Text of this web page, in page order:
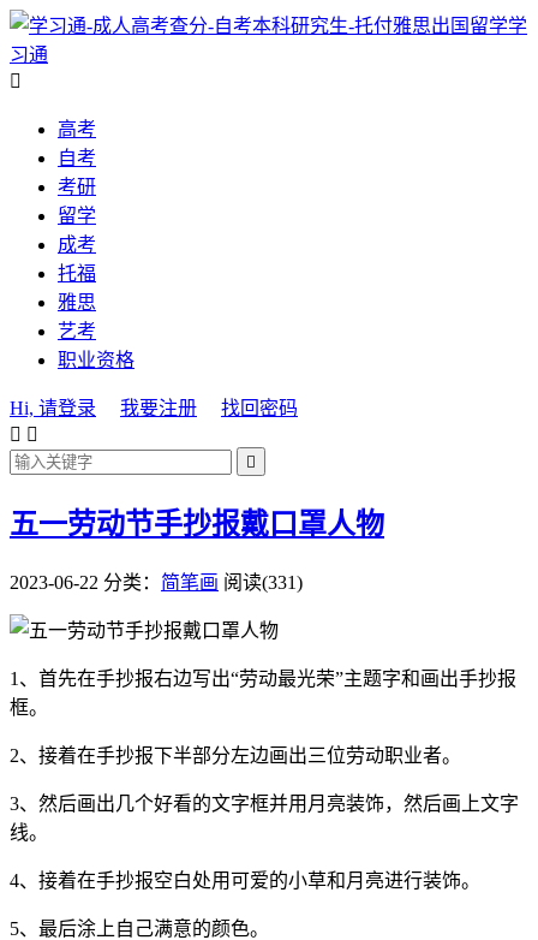
学
习通

高考
自考
考研
留学
成考
托福
雅思
艺考
职业资格
Hi, 请登录 我要注册
找回密码
 

五一劳动节手抄报戴口罩人物
2023-06-22 分类： 简笔画 阅读(331)
1、首先在手抄报右边写出“劳动最光荣”主题字和画出手抄报
框。
2、接着在手抄报下半部分左边画出三位劳动职业者。
3、然后画出几个好看的文字框并用月亮装饰，然后画上文字
线。
4、接着在手抄报空白处用可爱的小草和月亮进行装饰。
5、最后涂上自己满意的颜色。